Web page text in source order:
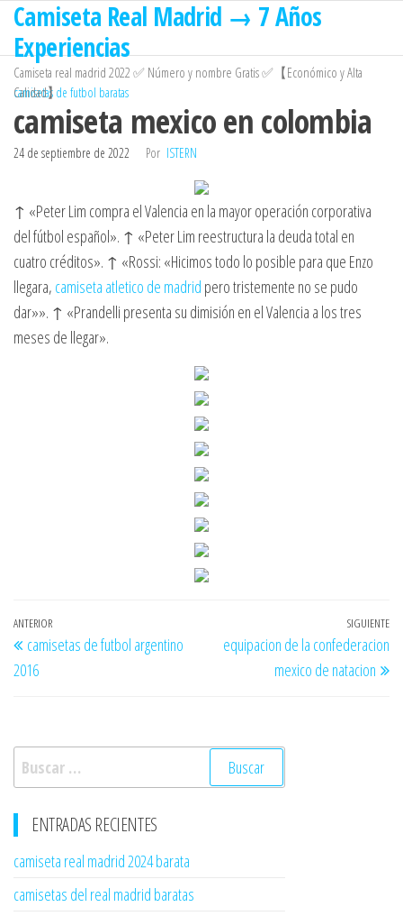
Saltar
contenido
Camiseta Real Madrid → 7 Años
Experiencias
Camiseta real madrid 2022 ✅ Número y nombre Gratis ✅【Económico y Alta
Calidad】
camisetas de futbol baratas
camiseta mexico en colombia
24 de septiembre de 2022 Por ISTERN
↑ «Peter Lim compra el Valencia en la mayor operación corporativa
del fútbol español». ↑ «Peter Lim reestructura la deuda total en
cuatro créditos». ↑ «Rossi: «Hicimos todo lo posible para que Enzo
llegara, camiseta atletico de madrid pero tristemente no se pudo
dar»». ↑ «Prandelli presenta su dimisión en el Valencia a los tres
meses de llegar».
Navegación
de
entradas
Entrada
anterior
ANTERIOR
camisetas de futbol argentino
2016
SIGUIENTE
equipacion de la confederacion
mexico de natacion
Buscar:
ENTRADAS RECIENTES
camiseta real madrid 2024 barata
camisetas del real madrid baratas